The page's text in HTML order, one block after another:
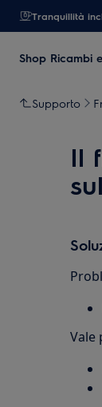
Tranquillità
Shop Ricambi
Supporto
Il
Vale